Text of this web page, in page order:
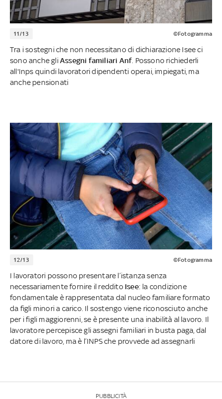
11/13 ©Fotogramma
Tra i sostegni che non necessitano di dichiarazione Isee ci
sono anche gliAssegni familiari Anf. Possono richiederli
all'Inps quindi lavoratori dipendenti operai, impiegati, ma
anche pensionati
12/13 ©Fotogramma
I lavoratori possono presentare l’istanza senza
necessariamente fornire il reddito Isee: la condizione
fondamentale è rappresentata dal nucleo familiare formato
da figli minori a carico. Il sostengo viene riconosciuto anche
per i figli maggiorenni, se è presente una inabilità al lavoro. Il
lavoratore percepisce gli assegni familiari in busta paga, dal
datore di lavoro, ma è l’INPS che provvede ad assegnarli
PUBBLICITÀ